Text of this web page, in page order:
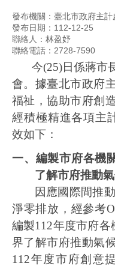
發布機關：臺北市政府主計
發布日期：112-12-25
聯絡人：林盈妤
聯絡電話：2728-7590
今(25)日係蔣市
會。據臺北市政府
福祉，協助市府創
經積極精進各項主
效如下：
一、編製市府各機
了解市府推動
因應國際間推動
淨零排放，經參考
編製112年度市府各
界了解市府推動氣
112年度市府創意